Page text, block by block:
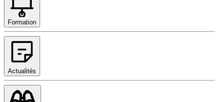
Formation
Actualités